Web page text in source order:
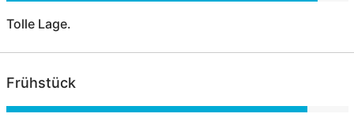
Tolle Lage.
Frühstück